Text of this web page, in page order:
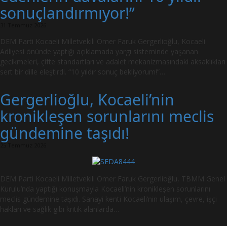
sonuçlandırmıyor!”
DEM Parti Kocaeli Milletvekili Ömer Faruk Gergerlioğlu, Kocaeli
Adliyesi önünde yaptığı açıklamada yargı sisteminde yaşanan
gecikmeleri, çifte standartları ve adalet mekanizmasındaki aksaklıkları
sert bir dille eleştirdi. “10 yıldır sonuç bekliyorum!”…
Gergerlioğlu, Kocaeli’nin
kronikleşen sorunlarını meclis
gündemine taşıdı!
DEM Parti Kocaeli Milletvekili Ömer Faruk Gergerlioğlu, TBMM Genel
Kurulu’nda yaptığı konuşmayla Kocaeli’nin kronikleşen sorunlarını
meclis gündemine taşıdı. Sanayi kenti Kocaeli’nin ulaşım, çevre, işçi
hakları ve sağlık gibi kritik alanlarda…